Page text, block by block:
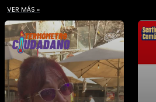
VER MÁS »